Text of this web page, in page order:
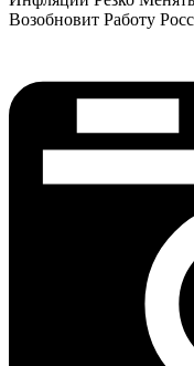
Возобновит Работу